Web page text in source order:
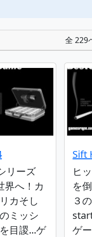
全 229
リーズ
界へ！カ
カそし
ミッシ
目謖...ゲ
Sift
ヒ
を
３
ゲ